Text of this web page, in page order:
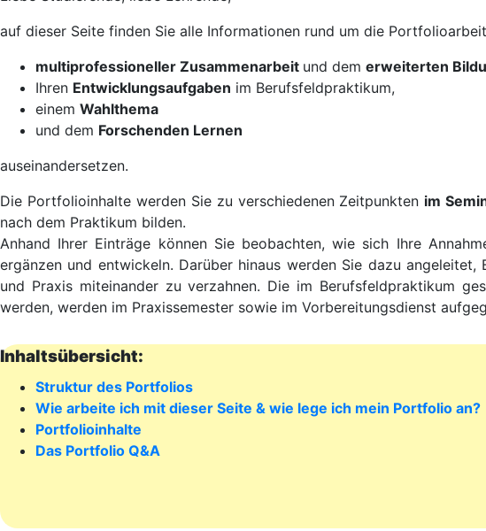
auf dieser Seite finden Sie alle Informationen rund um die Portfolioarbeit
multiprofessioneller Zusammenarbeit und dem erweiterten
Ihren Entwicklungsaufgaben im Berufsfeldpraktikum,
einem Wahlthema
und dem Forschenden Lernen
auseinandersetzen.
Die Portfolioinhalte werden Sie zu verschiedenen Zeitpunkten im
nach dem Praktikum bilden.
Anhand Ihrer Einträge können Sie beobachten, wie sich Ihre
ergänzen und entwickeln. Darüber hinaus werden Sie dazu
und Praxis miteinander zu verzahnen. Die im Berufsfeldpraktikum
werden, werden im Praxissemester sowie im Vorbereitungsdienst
Inhaltsübersicht:
Struktur des Portfolios
Wie arbeite ich mit dieser Seite & wie lege ich mein Portfolio an?
Portfolioinhalte
Das Portfolio Q&A